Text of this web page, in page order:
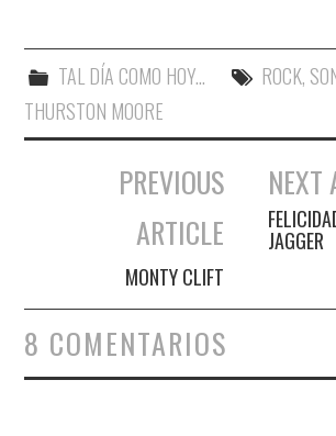
TAL DÍA COMO HOY... ROCK,
THURSTON MOORE
Navegación de entradas
PREVIOUS
ARTICLE
MONTY CLIFT
NEXT
JAGGER
8 COMENTARIOS